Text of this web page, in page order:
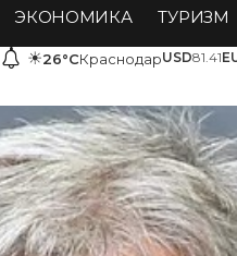
ЭКОНОМИКА ТУРИЗМ
☀26°CКраснодарUSD81.41